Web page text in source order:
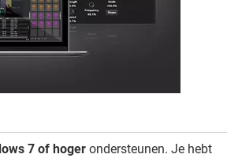
7 of hoger ondersteunen. Je hebt